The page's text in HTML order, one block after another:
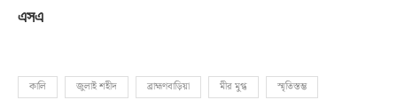
এসএ
কালি জুলাই শহীদ ব্রাহ্মণবাড়িয়া মীর মুগ্ধ স্মৃতিস্তম্ভ